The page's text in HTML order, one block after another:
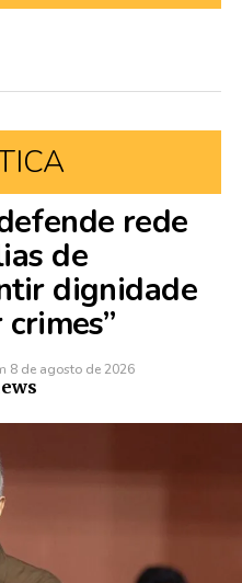
rede
de
dignidade
8 de agosto de 2026